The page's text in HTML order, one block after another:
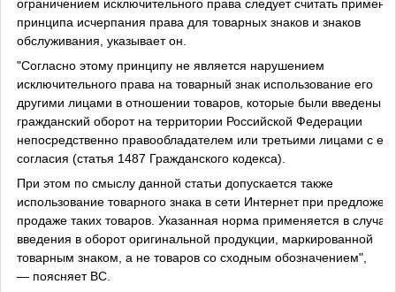
ограничением исключительного права следует считать
принципа исчерпания права для товарных знаков и знаков
обслуживания, указывает он.
"Согласно этому принципу не является нарушением
исключительного права на товарный знак использование его
другими лицами в отношении товаров, которые были введены в
гражданский оборот на территории Российской Федерации
непосредственно правообладателем или третьими лицами с его
согласия (статья 1487 Гражданского кодекса).
При этом по смыслу данной статьи допускается также
использование товарного знака в сети Интернет при
продаже таких товаров. Указанная норма применяется в случае
введения в оборот оригинальной продукции, маркированной
товарным знаком, а не товаров со сходным обозначением",
— поясняет ВС.